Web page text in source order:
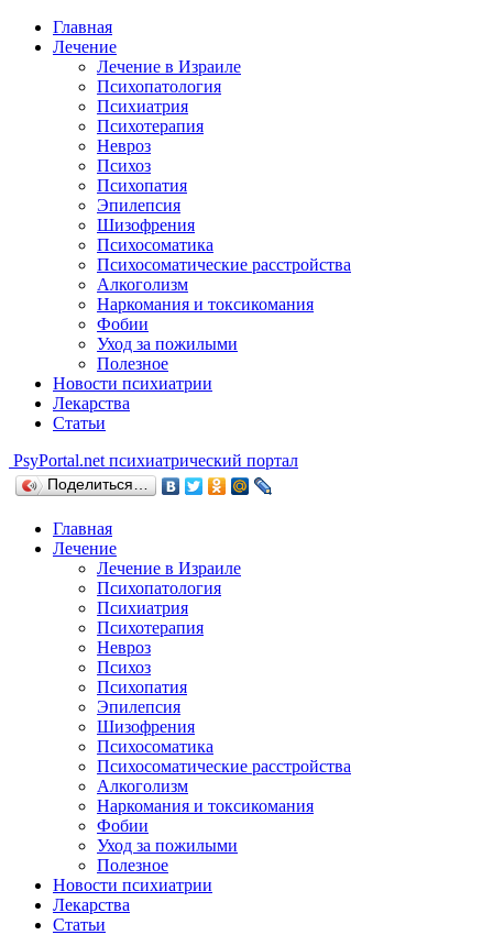
Главная
Лечение
Лечение в Израиле
Психопатология
Психиатрия
Психотерапия
Невроз
Психоз
Психопатия
Эпилепсия
Шизофрения
Психосоматика
Психосоматические расстройства
Алкоголизм
Наркомания и токсикомания
Фобии
Уход за пожилыми
Полезное
Новости психиатрии
Лекарства
Статьи
PsyPortal.net психиатрический портал
Поделиться…
Главная
Лечение
Лечение в Израиле
Психопатология
Психиатрия
Психотерапия
Невроз
Психоз
Психопатия
Эпилепсия
Шизофрения
Психосоматика
Психосоматические расстройства
Алкоголизм
Наркомания и токсикомания
Фобии
Уход за пожилыми
Полезное
Новости психиатрии
Лекарства
Статьи